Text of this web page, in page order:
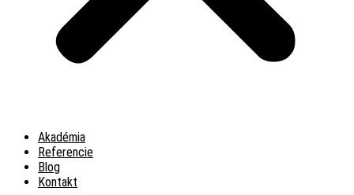
Akadémia
Referencie
Blog
Kontakt